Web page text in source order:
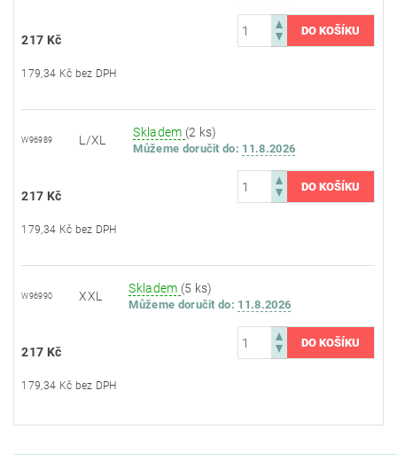
217 Kč
179,34 Kč bez DPH
W96989 L/XL
Skladem (2 ks)
Můžeme doručit do: 11.8.2026
217 Kč
179,34 Kč bez DPH
W96990 XXL
Skladem (5 ks)
Můžeme doručit do: 11.8.2026
217 Kč
179,34 Kč bez DPH